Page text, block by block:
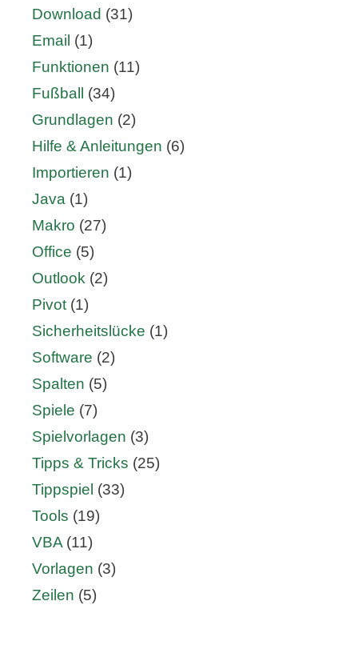
Download (31)
Email (1)
Funktionen (11)
Fußball
(34)
Grundlagen (2)
Hilfe & Anleitungen (6)
Importieren (1)
Java (1)
Makro (27)
Office (5)
Outlook (2)
Pivot(1)
Sicherheitslücke (1)
Software (2)
Spalten (5)
Spiele (7)
Spielvorlagen (3)
Tipps & Tricks (25)
Tippspiel (33)
Tools (19)
VBA(11)
Vorlagen (3)
Zeilen (5)